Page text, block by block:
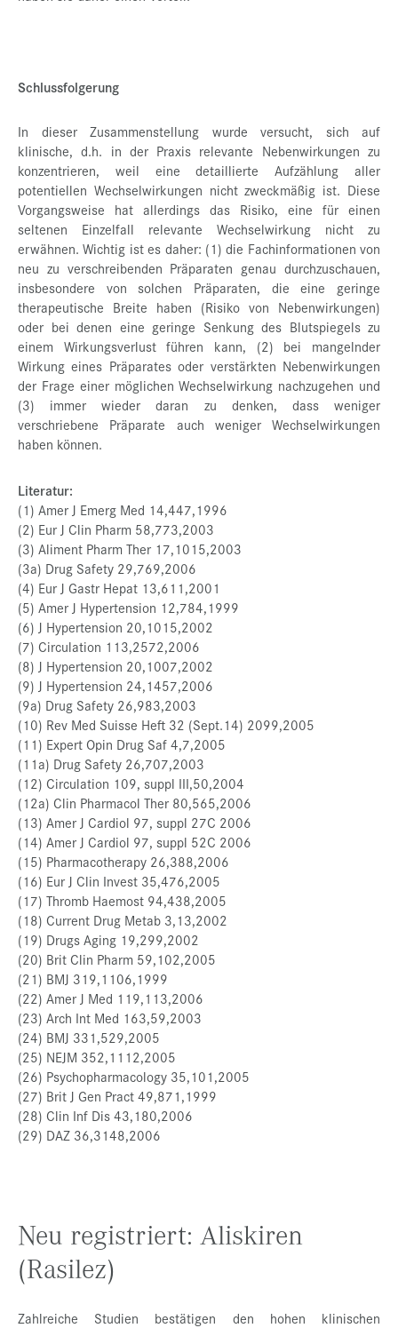
Schlussfolgerung
In dieser Zusammenstellung wurde versucht, sich auf
klinische, d.h. in der Praxis relevante Nebenwirkungen zu
konzentrieren, weil eine detaillierte Aufzählung aller
potentiellen Wechselwirkungen nicht zweckmäßig ist. Diese
Vorgangsweise hat allerdings das Risiko, eine für einen
seltenen Einzelfall relevante Wechselwirkung nicht zu
erwähnen. Wichtig ist es daher: (1) die Fachinformationen von
neu zu verschreibenden Präparaten genau durchzuschauen,
insbesondere von solchen Präparaten, die eine geringe
therapeutische Breite haben (Risiko von Nebenwirkungen)
oder bei denen eine geringe Senkung des Blutspiegels zu
einem Wirkungsverlust führen kann, (2) bei mangelnder
Wirkung eines Präparates oder verstärkten Nebenwirkungen
der Frage einer möglichen Wechselwirkung nachzugehen und
(3) immer wieder daran zu denken, dass weniger
verschriebene Präparate auch weniger Wechselwirkungen
haben können.
Literatur:
(1) Amer J Emerg Med 14,447,1996
(2) Eur J Clin Pharm 58,773,2003
(3) Aliment Pharm Ther 17,1015,2003
(3a) Drug Safety 29,769,2006
(4) Eur J Gastr Hepat 13,611,2001
(5) Amer J Hypertension 12,784,1999
(6) J Hypertension 20,1015,2002
(7) Circulation 113,2572,2006
(8) J Hypertension 20,1007,2002
(9) J Hypertension 24,1457,2006
(9a) Drug Safety 26,983,2003
(10) Rev Med Suisse Heft 32 (Sept.14) 2099,2005
(11) Expert Opin Drug Saf 4,7,2005
(11a) Drug Safety 26,707,2003
(12) Circulation 109, suppl III,50,2004
(12a) Clin Pharmacol Ther 80,565,2006
(13) Amer J Cardiol 97, suppl 27C 2006
(14) Amer J Cardiol 97, suppl 52C 2006
(15) Pharmacotherapy 26,388,2006
(16) Eur J Clin Invest 35,476,2005
(17) Thromb Haemost 94,438,2005
(18) Current Drug Metab 3,13,2002
(19) Drugs Aging 19,299,2002
(20) Brit Clin Pharm 59,102,2005
(21) BMJ 319,1106,1999
(22) Amer J Med 119,113,2006
(23) Arch Int Med 163,59,2003
(24) BMJ 331,529,2005
(25) NEJM 352,1112,2005
(26) Psychopharmacology 35,101,2005
(27) Brit J Gen Pract 49,871,1999
(28) Clin Inf Dis 43,180,2006
(29) DAZ 36,3148,2006
Neu registriert: Aliskiren
(Rasilez)
Zahlreiche Studien bestätigen den hohen klinischen